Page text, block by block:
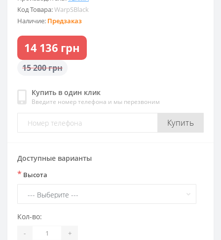
Код Товара:WarpSBlack
Наличие: Предзаказ
14 136 грн
15 200 грн
Купить в один клик
Введите номер телефона и мы перезвоним
Купить
Доступные варианты
* Высота
Кол-во:
- +